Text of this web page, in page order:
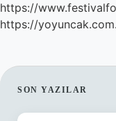
https://
https://
SON YAZILAR